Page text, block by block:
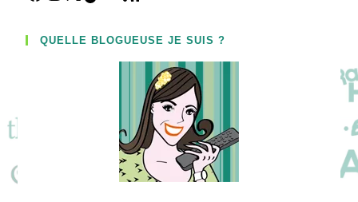
QUELLE BLOGUEUSE JE SUIS ?